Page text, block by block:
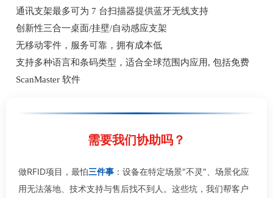
通讯支架最多可为 7 台扫描器提供蓝牙无线支持
创新性三合一桌面/挂壁/自动感应支架
无移动零件，服务可靠，拥有成本低
支持多种语言和条码类型，适合全球范围内应用, 包括免费
ScanMaster 软件
需要我们协助吗？
做RFID项目，最怕三件事 ：设备在特定场景"不灵"、场景化应
用无法落地、技术支持与售后找不到人。这些坑，我们帮客户